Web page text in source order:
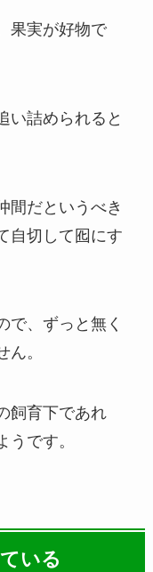
果実が好物で
い詰められると
間だというべき
自切して囮にす
で、ずっと無く
。
飼育下であれ
です。
いる